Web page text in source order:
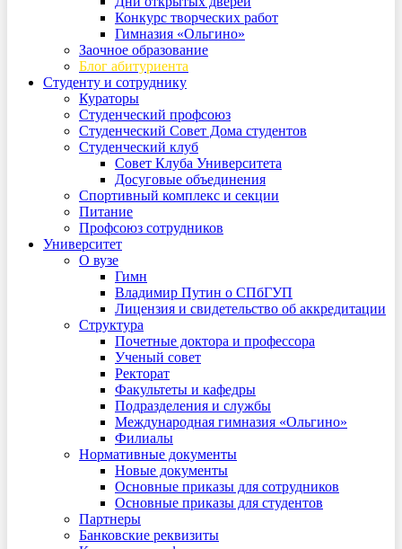
Конкурс творческих работ
Гимназия «Ольгино»
Заочное образование
Блог абитуриента
Студенту и сотруднику
Кураторы
Студенческий профсоюз
Студенческий Совет Дома студентов
Студенческий клуб
Совет Клуба Университета
Досуговые объединения
Спортивный комплекс и секции
Питание
Профсоюз сотрудников
Университет
О вузе
Гимн
Владимир Путин о СПбГУП
Лицензия и свидетельство об аккредитации
Структура
Почетные доктора и профессора
Ученый совет
Ректорат
Факультеты и кафедры
Подразделения и службы
Международная гимназия «Ольгино»
Филиалы
Нормативные документы
Новые документы
Основные приказы для сотрудников
Основные приказы для студентов
Партнеры
Банковские реквизиты